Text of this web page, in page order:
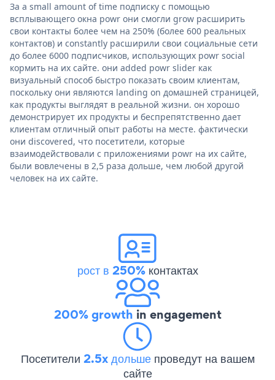
За a small amount of time подписку с помощью
всплывающего окна powr они смогли grow расширить
свои контакты более чем на 250% (более 600 реальных
контактов) и constantly расширили свои социальные сети
до более 6000 подписчиков, использующих powr social
кормить на их сайте. они added powr slider как
визуальный способ быстро показать своим клиентам,
поскольку они являются landing on домашней страницей,
как продукты выглядят в реальной жизни. он хорошо
демонстрирует их продукты и беспрепятственно дает
клиентам отличный опыт работы на месте. фактически
они discovered, что посетители, которые
взаимодействовали с приложениями powr на их сайте,
были вовлечены в 2,5 раза дольше, чем любой другой
человек на их сайте.
рост в 250%контактах
200% growth in engagement
Посетители 2.5x дольше проведут на вашем
сайте